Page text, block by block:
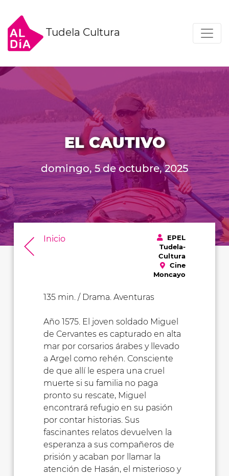
Tudela Cultura
EL CAUTIVO
domingo, 5 de octubre, 2025
Inicio
EPEL
Tudela-
Cultura
Cine
Moncayo
135 min. / Drama. Aventuras
Año 1575. El joven soldado Miguel
de Cervantes es capturado en alta
mar por corsarios árabes y llevado
a Argel como rehén. Consciente
de que allí le espera una cruel
muerte si su familia no paga
pronto su rescate, Miguel
encontrará refugio en su pasión
por contar historias. Sus
fascinantes relatos devuelven la
esperanza a sus compañeros de
prisión y acaban por llamar la
atención de Hasán, el misterioso y